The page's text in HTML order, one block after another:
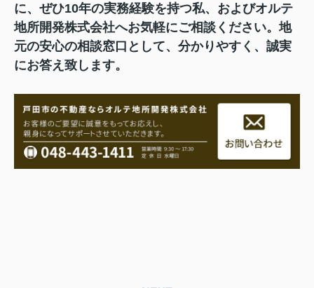
に、ぜひ10年の実務経験を持つ私、およびオルテ
地所開発株式会社へお気軽にご相談ください。地
元の安心の相談窓口として、分かりやすく、誠実
にお答え致します。